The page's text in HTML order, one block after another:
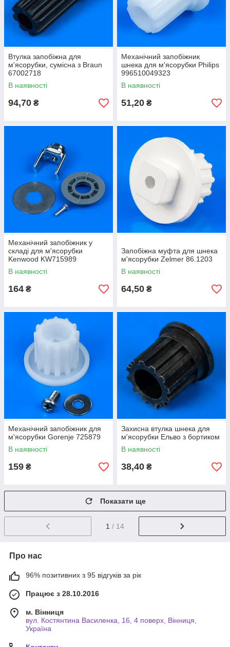
Втулка запобіжна для
м'ясорубки, сумісна з Braun
67002718
В наявності
94,70 ₴
Механічний запобіжник
шнека для м'ясорубки Philips
996510049323
В наявності
51,20 ₴
Механічний запобіжник у
складі для м'ясорубки
Kenwood KW715989
В наявності
164 ₴
Запобіжна муфта для шнека
м'ясорубки Zelmer 86.1203
В наявності
64,50 ₴
Механічний запобіжник для
м'ясорубки Gorenje 725879
В наявності
159 ₴
Захисна втулка шнека для
м'ясорубки Ельво з бортиком
В наявності
38,40 ₴
Показати ще
1 / 14
Про нас
96% позитивних з 95 відгуків за рік
Працює з 28.10.2016
м. Вінниця
вул. Костянтина Василенка, 16, 4 поверх, Вінниця,
Україна